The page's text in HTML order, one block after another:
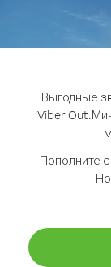
Выгодные
Viber Out.
Пополните